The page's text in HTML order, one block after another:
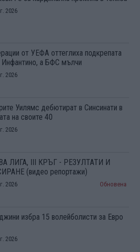
2026
от УЕФА оттеглиха подкрепата
Инфантино, а БФС мълчи
2026
Уилямс дебютират в Синсинати в
на своите 40
2026
ЛИГА, III КРЪГ - РЕЗУЛТАТИ И
(видео репортажи)
2026 Обновена
избра 15 волейболисти за Евро
2026